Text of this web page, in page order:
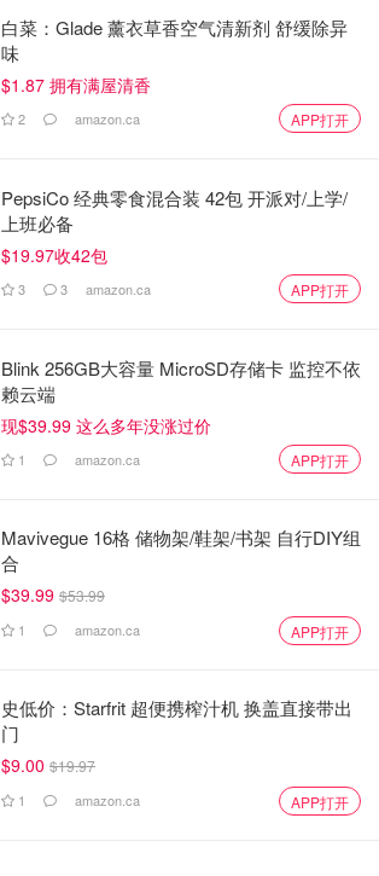
白菜：Glade 薰衣草香空气清新剂 舒缓除异
味
$1.87 拥有满屋清香
2 amazon.ca APP打开
PepsiCo 经典零食混合装 42包 开派对/上学/
上班必备
$19.97收42包
3 3 amazon.ca APP打开
Blink 256GB大容量 MicroSD存储卡 监控不依
赖云端
现$39.99 这么多年没涨过价
1 amazon.ca APP打开
Mavivegue 16格 储物架/鞋架/书架 自行DIY组
合
$39.99 $53.99
1 amazon.ca APP打开
史低价：Starfrit 超便携榨汁机 换盖直接带出
门
$9.00 $19.97
1 amazon.ca APP打开